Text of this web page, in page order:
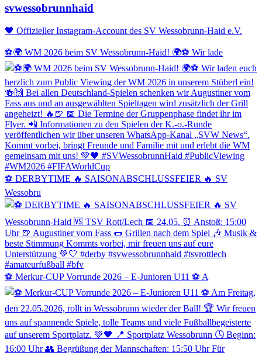
svwessobrunnhaid
🖤 Offizieller Instagram-Account des SV Wessobrunn-Haid e.V.
⚽️🌍 WM 2026 beim SV Wessobrunn-Haid! 🌍⚽️ Wir lade
⚽️ DERBYTIME 🔥 SAISONABSCHLUSSFEIER 🔥 SV
Wessobru
⚽️ Merkur-CUP Vorrunde 2026 – E-Junioren U11 ⚽️ A